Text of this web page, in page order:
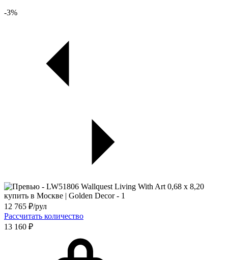
-3%
12 765 ₽/рул
Рассчитать количество
13 160 ₽